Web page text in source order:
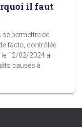
il faut
permettre de
facto, contrôlée
le 12/02/2024 à
causés à